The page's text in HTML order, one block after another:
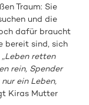
Traum: Sie
und die
dafür braucht
bereit sind, sich
„Leben retten
rein, Spender
ein Leben,
Kiras Mutter